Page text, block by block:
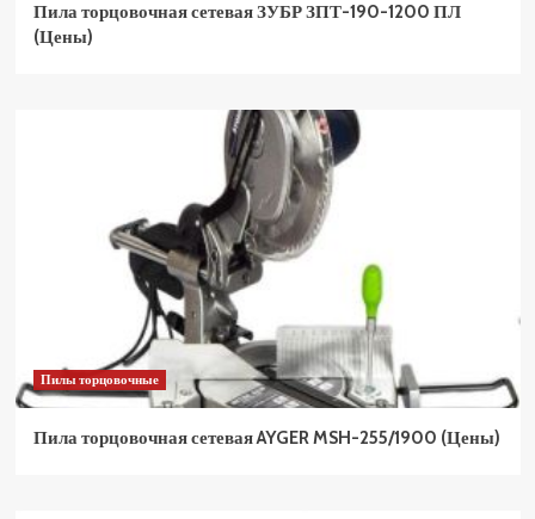
Пила торцовочная сетевая ЗУБР ЗПТ-190-1200 ПЛ
(Цены)
Пилы торцовочные
Пила торцовочная сетевая AYGER MSH-255/1900 (Цены)